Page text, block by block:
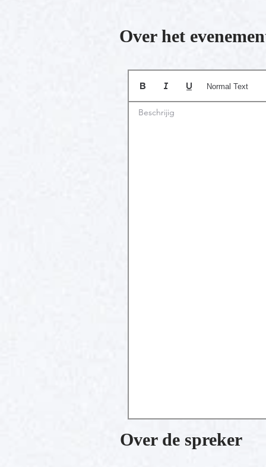
Over het
Beschrijig
Normal Text
Over de spreker